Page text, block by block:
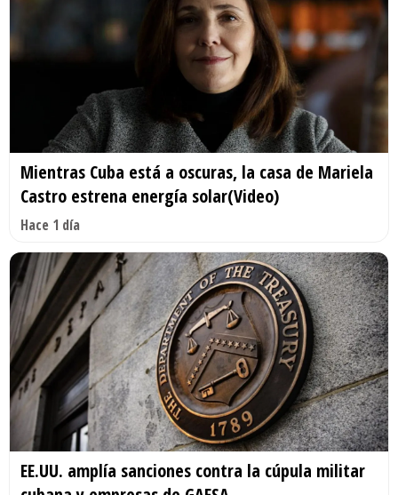
Mientras Cuba está a oscuras, la casa de Mariela
Castro estrena energía solar(Video)
Hace 1 día
EE.UU. amplía sanciones contra la cúpula militar